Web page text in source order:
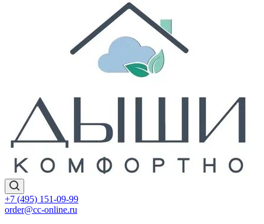
+7 (495) 151-09-99
order@cc-online.ru